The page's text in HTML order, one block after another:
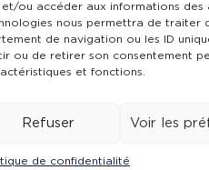
ou accéder aux informations des
nous permettra de traiter
de navigation ou les ID
ou de retirer son consentement
et fonctions.
Refuser Voir les
de confidentialité